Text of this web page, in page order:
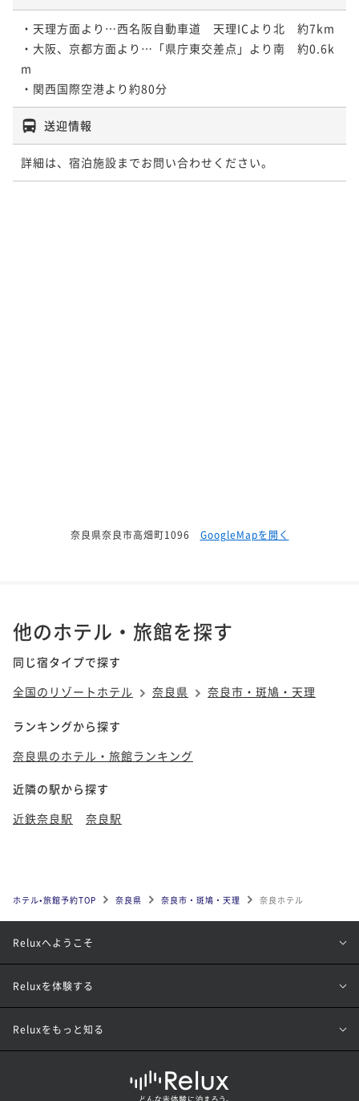
・天理方面より…西名阪自動車道　天理ICより北　約7km
・大阪、京都方面より…「県庁東交差点」より南　約0.6k
m
・関西国際空港より約80分
送迎情報
詳細は、宿泊施設までお問い合わせください。
奈良県奈良市高畑町1096 GoogleMapを開く
他のホテル・旅館を探す
同じ宿タイプで探す
全国のリゾートホテル
奈良県 奈良市・斑鳩・天理
ランキングから探す
奈良県のホテル・旅館ランキング
近隣の駅から探す
近鉄奈良駅
奈良駅
ホテル•旅館予約TOP 奈良県 奈良市・斑鳩・天理 奈良ホテル
Reluxへようこそ
Reluxを体験する
Reluxをもっと知る